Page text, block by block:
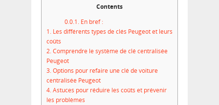
Contents
0.0.1. En bref :
1. Les différents types de clés Peugeot et leurs
coûts
2.Comprendre le système de clé centralisée
Peugeot
3.Options pour refaire une clé de voiture
centralisée Peugeot
4.Astuces pour réduire les coûts et prévenir
les problèmes